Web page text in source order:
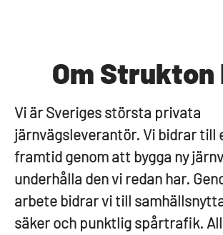
Om Strukton
Vi är Sveriges största privata
järnvägsleverantör. Vi bidrar till
framtid genom att bygga ny
underhålla den vi redan har.
arbete bidrar vi till
säker och punktlig spårtrafik.